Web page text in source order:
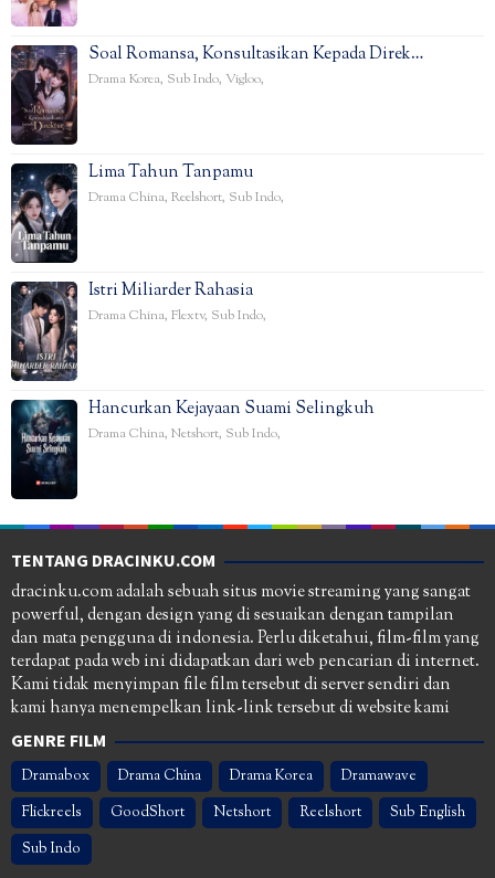
Soal Romansa, Konsultasikan Kepada Direk…
Drama Korea, Sub Indo, Vigloo,
Lima Tahun Tanpamu
Drama China, Reelshort, Sub Indo,
Istri Miliarder Rahasia
Drama China, Flextv, Sub Indo,
Hancurkan Kejayaan Suami Selingkuh
Drama China, Netshort, Sub Indo,
TENTANG DRACINKU.COM
dracinku.com adalah sebuah situs movie streaming yang sangat
powerful, dengan design yang di sesuaikan dengan tampilan
dan mata pengguna di indonesia. Perlu diketahui, film-film yang
terdapat pada web ini didapatkan dari web pencarian di internet.
Kami tidak menyimpan file film tersebut di server sendiri dan
kami hanya menempelkan link-link tersebut di website kami
GENRE FILM
Dramabox Drama China Drama Korea
Dramawave
Flickreels
GoodShort Netshort Reelshort
Sub English
Sub Indo